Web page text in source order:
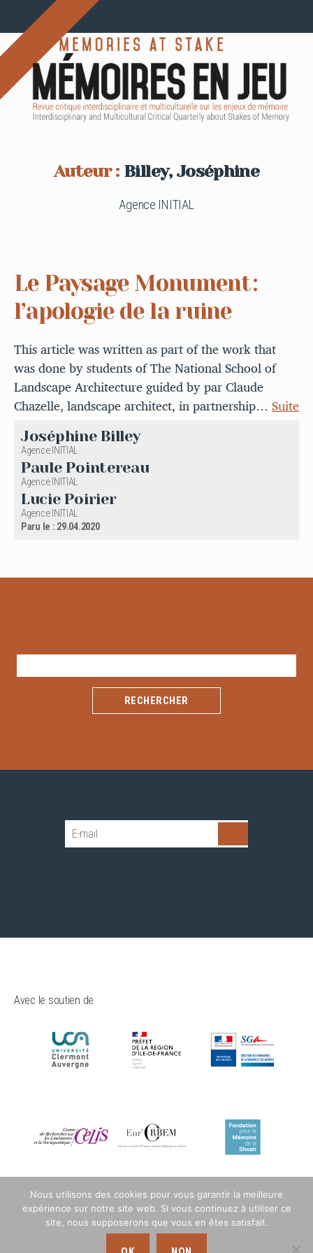
Auteur : Billey, Joséphine
Agence INITIAL
Le Paysage Monument :
l’apologie de la ruine
This article was written as part of the work that
was done by students of The National School of
Landscape Architecture guided by par Claude
Chazelle, landscape architect, in partnership… Suite
Joséphine Billey
Agence INITIAL
Paule Pointereau
Agence INITIAL
Lucie Poirier
Agence INITIAL
Paru le : 29.04.2020
Avec le soutien de
Nous utilisons des cookies pour vous garantir la meilleure
expérience sur notre site web. Si vous continuez à utiliser ce
site, nous supposerons que vous en êtes satisfait.